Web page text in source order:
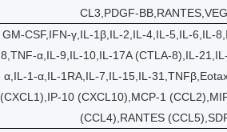
CL3,PDGF-
GM-CSF,IFN-γ,IL-1β,IL-2,IL-4,IL-5,IL-6,IL-
8,TNF-α,IL-9,IL-10,IL-17A (CTLA-8),IL-
α,IL-1-α,IL-1RA,IL-7,IL-15,IL-
(CXCL1),IP-10 (CXCL10),MCP-1
(CCL4),RANTES